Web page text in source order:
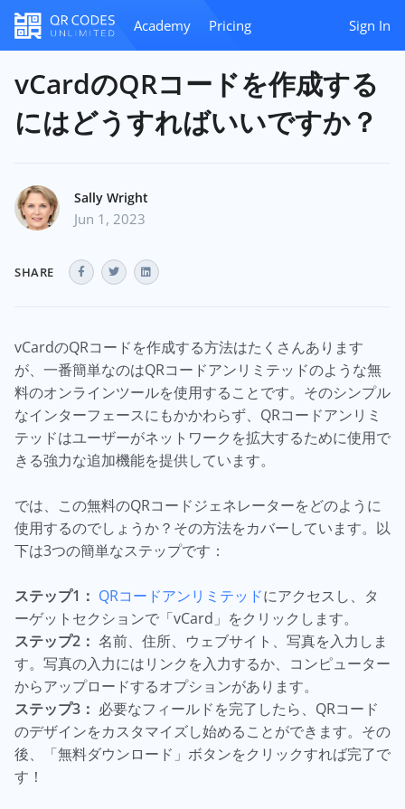
Academy Pricing Sign In
vCardのQRコードを作成する
にはどうすればいいですか？
Sally Wright
Jun 1, 2023
SHARE
vCardのQRコードを作成する方法はたくさんあります
が、一番簡単なのはQRコードアンリミテッドのような無
料のオンラインツールを使用することです。そのシンプル
なインターフェースにもかかわらず、QRコードアンリミ
テッドはユーザーがネットワークを拡大するために使用で
きる強力な追加機能を提供しています。
では、この無料のQRコードジェネレーターをどのように
使用するのでしょうか？その方法をカバーしています。以
下は3つの簡単なステップです：
ステップ1： QRコードアンリミテッドにアクセスし、タ
ーゲットセクションで「vCard」をクリックします。
ステップ2： 名前、住所、ウェブサイト、写真を入力しま
す。写真の入力にはリンクを入力するか、コンピューター
からアップロードするオプションがあります。
ステップ3： 必要なフィールドを完了したら、QRコード
のデザインをカスタマイズし始めることができます。その
後、「無料ダウンロード」ボタンをクリックすれば完了で
す！